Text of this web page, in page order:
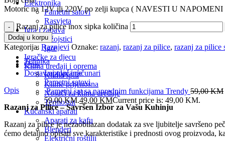
Elektronika
Pametni satovi
Rasvjeta
Igra i zabava
Džojstici
Igre
Igračke za djecu
Klima uređaji i oprema
Klima split
Klime prijenosna
Nosači za klima uređaje
Termostat
Kućanski aparati
Aparati za kafu
Blenderi
Električni roštilji
Tehnika
Laptopi i računari
Pametni satovi
Pametni sat sa naprednim funkcijama Trendy 59,00KM
59,00 KM.49,00 KMCurrent price is: 49,00 KM.
Motoric na 12V ili 220V po zelji kupca ( NAVESTI U NAPOMENI
Razanj za pilice inox sipka količina
Dodaj u korpu
Kategorija: Raznjevi Oznake: razanj, razanj za pilice, razanj za pilice
Opis
Dostava i plaćanje
Opis
Razanj za Pilice – Savršen Izbor za Vašu Kuhinju
Razanj za pilice je nezaobilazan dodatak za sve ljubitelje savršeno
ćemo detaljno opisati sve karakteristike i prednosti ovog proizvoda,